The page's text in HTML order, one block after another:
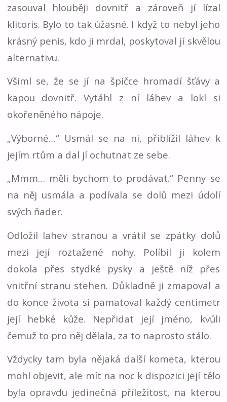
zasouval hlouběji dovnitř a zároveň jí lízal
klitoris. Bylo to tak úžasné. I když to nebyl jeho
krásný penis, kdo ji mrdal, poskytoval jí skvělou
alternativu.
Všiml se, že se jí na špičce hromadí šťávy a
kapou dovnitř. Vytáhl z ní láhev a lokl si
okořeněného nápoje.
„Výborné…“ Usmál se na ni, přiblížil láhev k
jejím rtům a dal jí ochutnat ze sebe.
„Mmm… měli bychom to prodávat.“ Penny se
na něj usmála a podívala se dolů mezi údolí
svých ňader.
Odložil lahev stranou a vrátil se zpátky dolů
mezi její roztažené nohy. Políbil ji kolem
dokola přes stydké pysky a ještě níž přes
vnitřní stranu stehen. Důkladně ji zmapoval a
do konce života si pamatoval každý centimetr
její hebké kůže. Nepřidat její jméno, kvůli
čemuž to pro něj dělala, za to naprosto stálo.
Vždycky tam byla nějaká další kometa, kterou
mohl objevit, ale mít na noc k dispozici její tělo
byla opravdu jedinečná příležitost, na kterou